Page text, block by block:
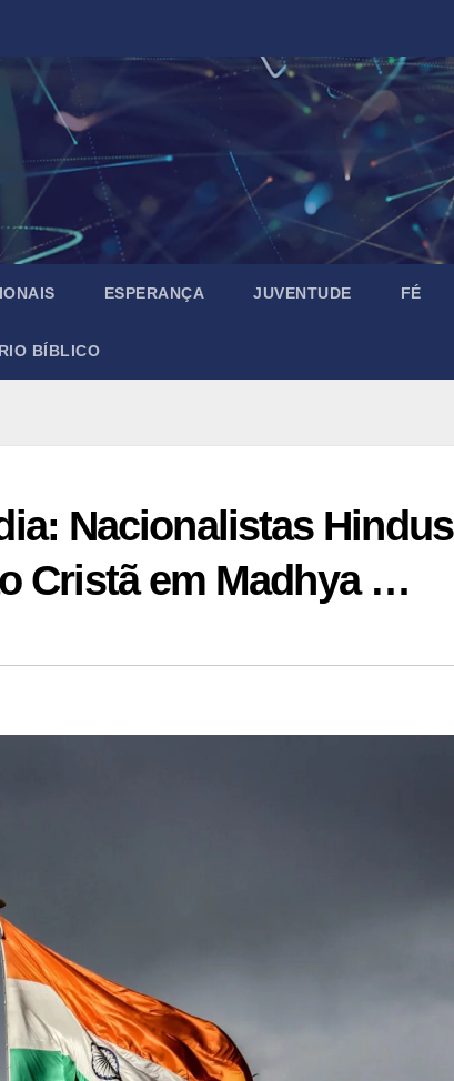
ESPERANÇA JUVENTUDE FÉ
BÍBLICO
Nacionalistas Hindus
Cristã em Madhya …